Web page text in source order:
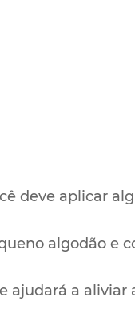
deve aplicar
algodão e
ajudará a